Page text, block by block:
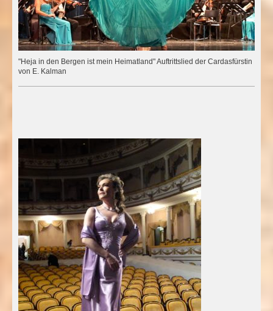
"Heja in den Bergen ist mein Heimatland" Auftrittslied der Cardasfürstin
von E. Kalman